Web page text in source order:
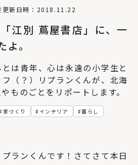
江別 蔦屋書店」に、一
。
更新日時：2018.11.22
家づくり インテリア 暮らし
は青年、心は永遠の小学生と
（？）リプランくんが、北海
ものごとをリポートします。
ランくんです！さてさて本日